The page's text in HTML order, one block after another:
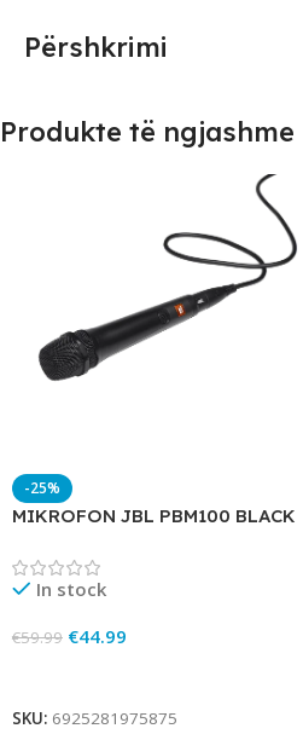
Përshkrimi
Produkte të ngjashme
-25%
MIKROFON JBL PBM100 BLACK
In stock
€59.99 €44.99
SKU: 6925281975875